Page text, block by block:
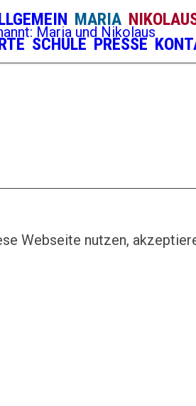
MARIA
SCHULE PRESSE
Webseite nutzen,